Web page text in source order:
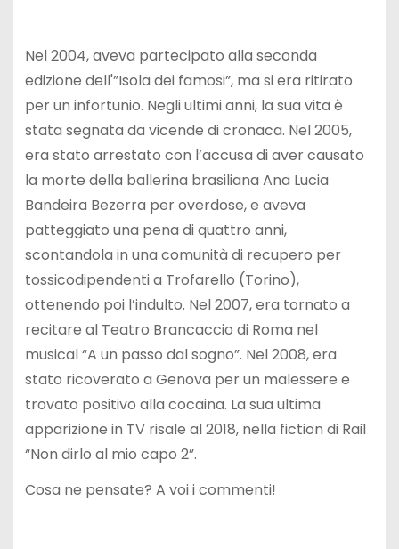
Nel 2004, aveva partecipato alla seconda
edizione dell'”Isola dei famosi”, ma si era ritirato
per un infortunio. Negli ultimi anni, la sua vita è
stata segnata da vicende di cronaca. Nel 2005,
era stato arrestato con l’accusa di aver causato
la morte della ballerina brasiliana Ana Lucia
Bandeira Bezerra per overdose, e aveva
patteggiato una pena di quattro anni,
scontandola in una comunità di recupero per
tossicodipendenti a Trofarello (Torino),
ottenendo poi l’indulto. Nel 2007, era tornato a
recitare al Teatro Brancaccio di Roma nel
musical “A un passo dal sogno”. Nel 2008, era
stato ricoverato a Genova per un malessere e
trovato positivo alla cocaina. La sua ultima
apparizione in TV risale al 2018, nella fiction di Rai1
“Non dirlo al mio capo 2”.
Cosa ne pensate? A voi i commenti!